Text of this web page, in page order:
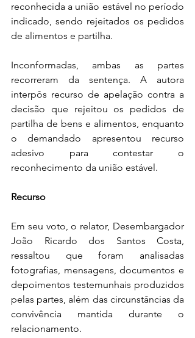
reconhecida a união estável no período
indicado, sendo rejeitados os pedidos
de alimentos e partilha.
Inconformadas, ambas as partes
recorreram da sentença. A autora
interpôs recurso de apelação contra a
decisão que rejeitou os pedidos de
partilha de bens e alimentos, enquanto
o demandado apresentou recurso
adesivo para contestar o
reconhecimento da união estável.
Recurso
Em seu voto, o relator, Desembargador
João Ricardo dos Santos Costa,
ressaltou que foram analisadas
fotografias, mensagens, documentos e
depoimentos testemunhais produzidos
pelas partes, além das circunstâncias da
convivência mantida durante o
relacionamento.